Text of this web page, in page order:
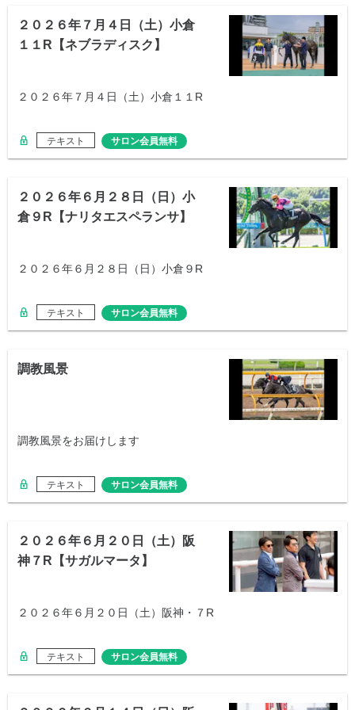
２０２６年７月４日（土）小倉
１１R【ネブラディスク】
２０２６年７月４日（土）小倉１１R
テキスト サロン会員無料
２０２６年６月２８日（日）小
倉９R【ナリタエスペランサ】
２０２６年６月２８日（日）小倉９R
テキスト サロン会員無料
調教風景
調教風景をお届けします
テキスト サロン会員無料
２０２６年６月２０日（土）阪
神７R【サガルマータ】
２０２６年６月２０日（土）阪神・７R
テキスト サロン会員無料